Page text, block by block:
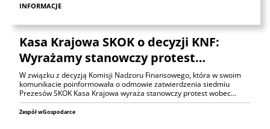
INFORMACJE
Kasa Krajowa SKOK o decyzji KNF:
Wyrażamy stanowczy protest…
W związku z decyzją Komisji Nadzoru Finansowego, która w swoim
komunikacie poinformowała o odmowie zatwierdzenia siedmiu
Prezesów SKOK Kasa Krajowa wyraża stanowczy protest wobec…
Zespół wGospodarce